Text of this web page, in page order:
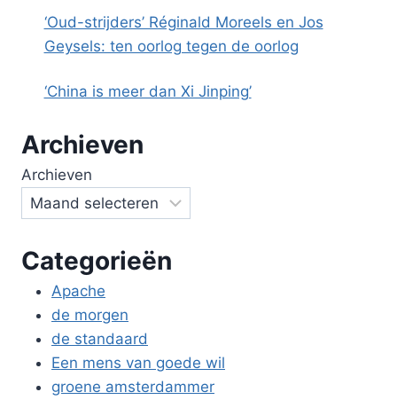
‘Oud-strijders’ Réginald Moreels en Jos
Geysels: ten oorlog tegen de oorlog
‘China is meer dan Xi Jinping’
Archieven
Archieven
Categorieën
Apache
de morgen
de standaard
Een mens van goede wil
groene amsterdammer